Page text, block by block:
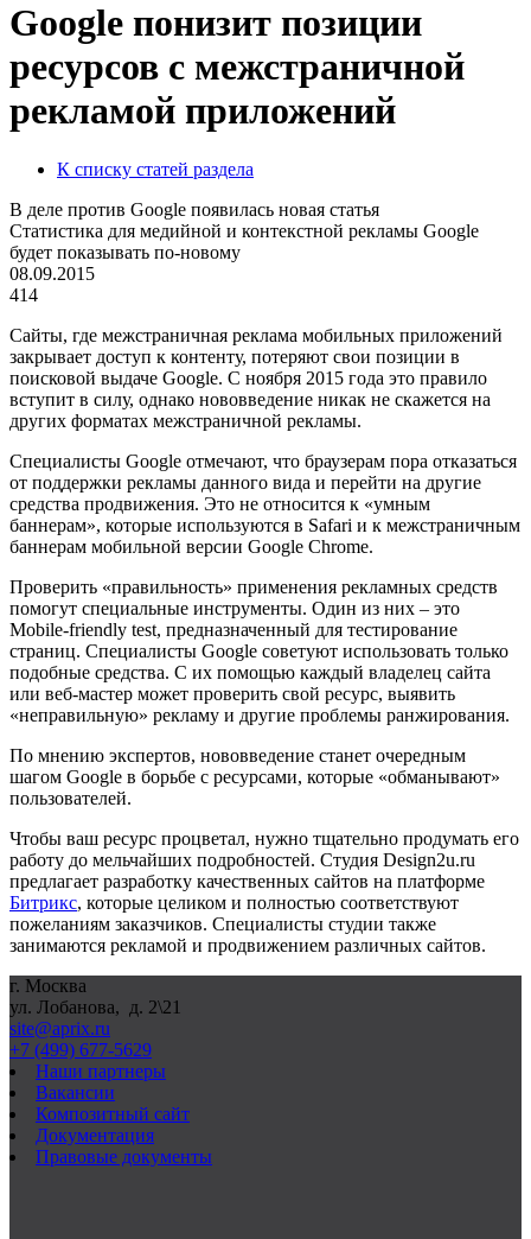
Google понизит позиции
ресурсов с межстраничной
рекламой приложений
К списку статей раздела
В деле против Google появилась новая статья
Статистика для медийной и контекстной рекламы Google
будет показывать по-новому
08.09.2015
414
Сайты, где межстраничная реклама мобильных приложений
закрывает доступ к контенту, потеряют свои позиции в
поисковой выдаче Google. С ноября 2015 года это правило
вступит в силу, однако нововведение никак не скажется на
других форматах межстраничной рекламы.
Специалисты Google отмечают, что браузерам пора отказаться
от поддержки рекламы данного вида и перейти на другие
средства продвижения. Это не относится к «умным
баннерам», которые используются в Safari и к межстраничным
баннерам мобильной версии Google Chrome.
Проверить «правильность» применения рекламных средств
помогут специальные инструменты. Один из них – это
Mobile-friendly test, предназначенный для тестирование
страниц. Специалисты Google советуют использовать только
подобные средства. С их помощью каждый владелец сайта
или веб-мастер может проверить свой ресурс, выявить
«неправильную» рекламу и другие проблемы ранжирования.
По мнению экспертов, нововведение станет очередным
шагом Google в борьбе с ресурсами, которые «обманывают»
пользователей.
Чтобы ваш ресурс процветал, нужно тщательно продумать его
работу до мельчайших подробностей. Студия Design2u.ru
предлагает разработку качественных сайтов на платформе
Битрикс, которые целиком и полностью соответствуют
пожеланиям заказчиков. Специалисты студии также
занимаются рекламой и продвижением различных сайтов.
г. Москва
ул. Лобанова, д. 2\21
site@aprix.ru
+7 (499) 677-5629
Наши партнеры
Вакансии
Композитный сайт
Документация
Правовые документы